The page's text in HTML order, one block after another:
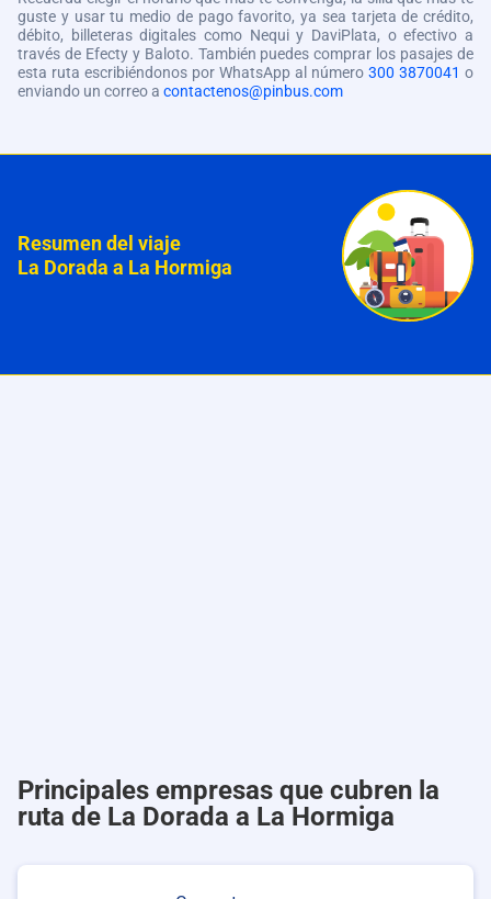
guste y usar tu medio de pago favorito, ya sea tarjeta de crédito,
débito, billeteras digitales como Nequi y DaviPlata, o efectivo a
través de Efecty y Baloto. También puedes comprar los pasajes de
esta ruta escribiéndonos por WhatsApp al número 300 3870041 o
enviando un correo a contactenos@pinbus.com
Resumen del viaje
La Dorada a La Hormiga
Principales empresas que cubren la
ruta de La Dorada a La Hormiga